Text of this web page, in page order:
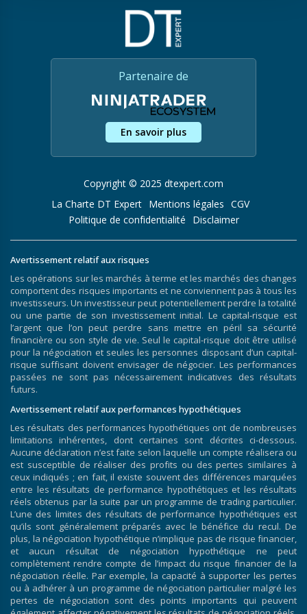
Partenaire de
En savoir plus
Copyright © 2025 dtexpert.com
La Charte DT Expert
Mentions légales CGV
Politique de confidentialité
Disclaimer
Avertissement relatif aux risques
Les opérations sur les marchés à terme et les marchés des changes
comportent des risques importants et ne conviennent pas à tous les
investisseurs. Un investisseur peut potentiellement perdre la totalité
ou une partie de son investissement initial. Le capital-risque est
l’argent que l’on peut perdre sans mettre en péril sa sécurité
financière ou son style de vie. Seul le capital-risque doit être utilisé
pour la négociation et seules les personnes disposant d’un capital-
risque suffisant doivent envisager de négocier. Les performances
passées ne sont pas nécessairement indicatives des résultats
futurs.
Avertissement relatif aux performances hypothétiques
Les résultats des performances hypothétiques ont de nombreuses
limitations inhérentes, dont certaines sont décrites ci-dessous.
Aucune déclaration n’est faite selon laquelle un compte réalisera ou
est susceptible de réaliser des profits ou des pertes similaires à
ceux indiqués ; en fait, il existe souvent des différences marquées
entre les résultats de performance hypothétiques et les résultats
réels obtenus par la suite par un programme de trading particulier.
L’une des limites des résultats de performance hypothétiques est
qu’ils sont généralement préparés avec le bénéfice du recul. De
plus, la négociation hypothétique n’implique pas de risque financier,
et aucun résultat de négociation hypothétique ne peut
complètement rendre compte de l’impact du risque financier de la
négociation réelle. Par exemple, la capacité à supporter les pertes
ou à adhérer à un programme de négociation particulier malgré les
pertes de négociation sont des points importants qui peuvent